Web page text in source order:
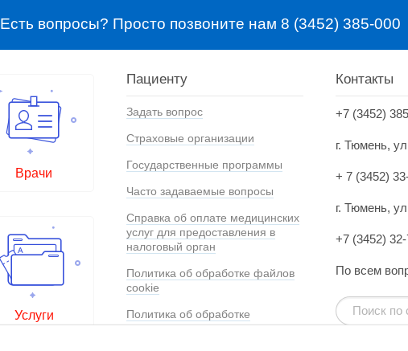
Есть вопросы? Просто позвоните нам 8 (3452) 385-000
Врачи
Услуги
Пациенту
Задать вопрос
Страховые организации
Государственные программы
Часто задаваемые вопросы
Справка об оплате медицинских
услуг для предоставления в
налоговый орган
Политика об обработке файлов
cookie
Политика об обработке
персональных данных
Контакты
+7 (3452)
г. Тюмень,
+ 7 (3452)
г. Тюмень,
+7 (3452) 32-
По всем